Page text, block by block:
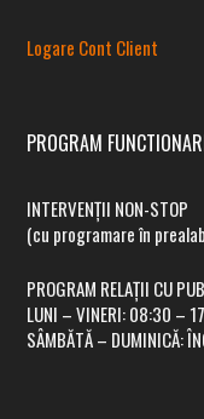
(cu
PROGRAM
LUNI – VINERI:
SÂMBĂTĂ –
Persoane
Persoane
Logare Cont Client
PROGRAM
INTERVENȚII NON-STOP
(cu programare în
PROGRAM RELAȚII CU
LUNI – VINERI:08:30 –
SÂMBĂTĂ – DUMINICĂ: